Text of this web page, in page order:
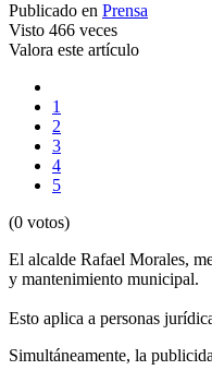
Publicado en Prensa
Visto 466 veces
Valora este artículo
1
2
3
4
5
(0 votos)
El alcalde Rafael Morales,
y mantenimiento municipal.
Esto aplica a personas
Simultáneamente, la